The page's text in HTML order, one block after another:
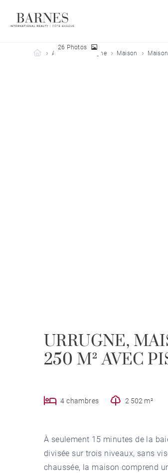
Barnes Côte Basque
Acheter Urrugne Maison
26 Photos
URRUGNE,
250 M² AVEC
4 chambres 2 502 m²
À seulement 15 minutes de la
divisée sur trois niveaux, sans
chaussée, la maison comprend